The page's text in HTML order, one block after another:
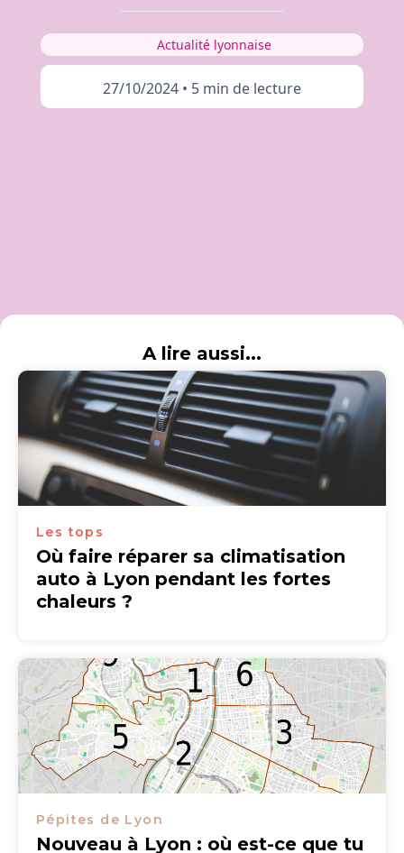
Actualité lyonnaise
27/10/2024 • 5 min de lecture
A lire aussi...
Les tops
Où faire réparer sa climatisation
auto à Lyon pendant les fortes
chaleurs ?
Pépites de Lyon
Nouveau à Lyon : où est-ce que tu